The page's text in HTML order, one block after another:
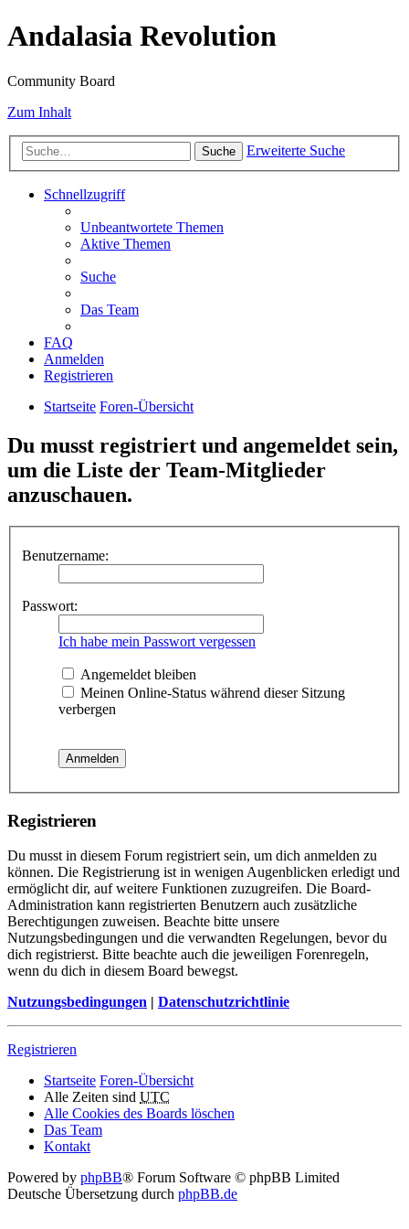
Andalasia Revolution
Community Board
Zum Inhalt
Suche Erweiterte Suche
Schnellzugriff
Unbeantwortete Themen
Aktive Themen
Suche
Das Team
FAQ
Anmelden
Registrieren
Startseite Foren-Übersicht
Du musst registriert und angemeldet sein,
um die Liste der Team-Mitglieder
anzuschauen.
Benutzername:
Passwort:
Ich habe mein Passwort vergessen
Angemeldet bleiben
Meinen Online-Status während dieser Sitzung
verbergen
Registrieren
Du musst in diesem Forum registriert sein, um dich anmelden zu
können. Die Registrierung ist in wenigen Augenblicken erledigt und
ermöglicht dir, auf weitere Funktionen zuzugreifen. Die Board-
Administration kann registrierten Benutzern auch zusätzliche
Berechtigungen zuweisen. Beachte bitte unsere
Nutzungsbedingungen und die verwandten Regelungen, bevor du
dich registrierst. Bitte beachte auch die jeweiligen Forenregeln,
wenn du dich in diesem Board bewegst.
Nutzungsbedingungen | Datenschutzrichtlinie
Registrieren
Startseite Foren-Übersicht
Alle Zeiten sind UTC
Alle Cookies des Boards löschen
Das Team
Kontakt
Powered by phpBB® Forum Software © phpBB Limited
Deutsche Übersetzung durch phpBB.de